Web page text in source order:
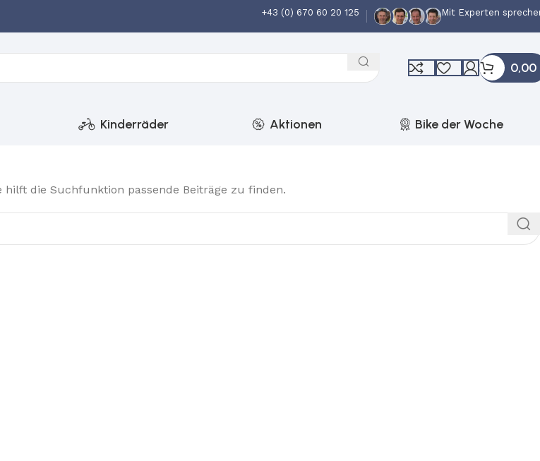
+43 (0) 670 60 20 125 Mit Experten
0,00
Kinderräder Aktionen Bike der Woche
die Suchfunktion passende Beiträge zu finden.